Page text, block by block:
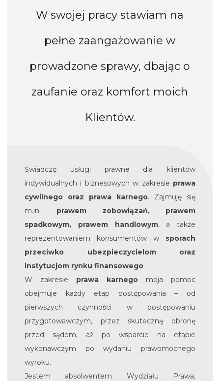
W swojej pracy stawiam na
pełne zaangażowanie w
prowadzone sprawy, dbając o
zaufanie oraz komfort moich
Klientów.
Świadczę usługi prawne dla klientów
indywidualnych i biznesowych w zakresie prawa
cywilnego oraz prawa karnego. Zajmuję się
m.in. prawem zobowiązań, prawem
spadkowym, prawem handlowym, a także
reprezentowaniem konsumentów w sporach
przeciwko ubezpieczycielom oraz
instytucjom rynku finansowego.
W zakresie prawa karnego moja pomoc
obejmuje każdy etap postępowania – od
pierwszych czynności w postępowaniu
przygotowawczym, przez skuteczną obronę
przed sądem, aż po wsparcie na etapie
wykonawczym po wydaniu prawomocnego
wyroku.
Jestem absolwentem Wydziału Prawa,